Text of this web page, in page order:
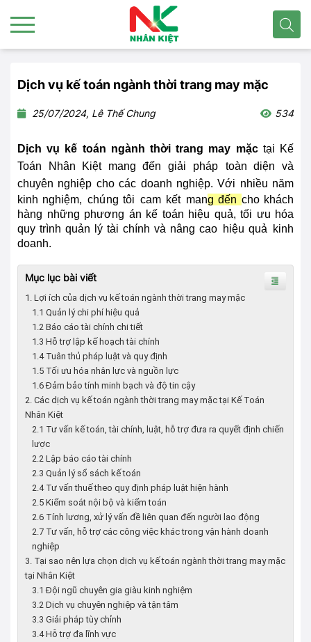
Dịch vụ kế toán ngành thời trang may mặc
25/07/2024, Lê Thế Chung 534
Dịch vụ kế toán ngành thời trang may mặctại Kế
Toán Nhân Kiệt mang đến giải pháp toàn diện và
chuyên nghiệp cho các doanh nghiệp.Với nhiều năm
kinh nghiệm, chúng tôi cam kết mang đến cho khách
hàng những phương án kế toán hiệu quả, tối ưu hóa
quy trình quản lý tài chính và nâng cao hiệu quả
kinh
doanh.
Mục lục bài viết
1. Lợi ích của dịch vụ kế toán ngành thời trang may mặc
1.1 Quản lý chi phí hiệu quả
1.2 Báo cáo tài chính chi tiết
1.3 Hỗ trợ lập kế hoạch tài chính
1.4 Tuân thủ pháp luật và quy định
1.5 Tối ưu hóa nhân lực và nguồn lực
1.6 Đảm bảo tính minh bạch và độ tin cậy
2. Các dịch vụ kế toán ngành thời trang may mặc tại Kế Toán
Nhân Kiệt
2.1 Tư vấn kế toán, tài chính, luật, hỗ trợ đưa ra quyết định chiến
lược
2.2 Lập báo cáo tài chính
2.3 Quản lý sổ sách kế toán
2.4 Tư vấn thuế theo quy định pháp luật hiện hành
2.5 Kiểm soát nội bộ và kiểm toán
2.6 Tính lương, xử lý vấn đề liên quan đến người lao động
2.7 Tư vấn, hỗ trợ các công việc khác trong vận hành doanh
nghiệp
3. Tại sao nên lựa chọn dịch vụ kế toán ngành thời trang may mặc
tại Nhân Kiệt
3.1 Đội ngũ chuyên gia giàu kinh nghiệm
3.2 Dịch vụ chuyên nghiệp và tận tâm
3.3 Giải pháp tùy chỉnh
3.4 Hỗ trợ đa lĩnh vực